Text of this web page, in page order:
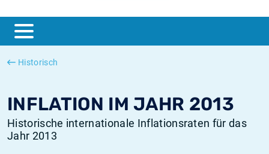
Historisch
INFLATION IM JAHR 2013
Historische internationale Inflationsraten für das
Jahr 2013
ESTER
SONIA
Deutsche inflation
Europäische inflation
Historische SOFR-Sätze
Historische SONIA-Sätze